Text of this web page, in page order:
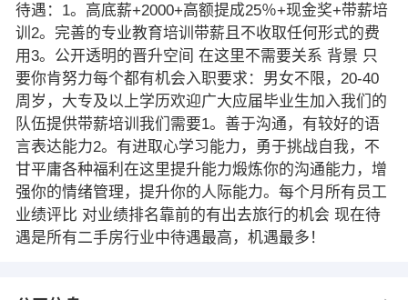
待遇：1。高底薪+2000+高额提成25％+现金奖+带薪培
训2。完善的专业教育培训带薪且不收取任何形式的费
用3。公开透明的晋升空间 在这里不需要关系 背景 只
要你肯努力每个都有机会入职要求：男女不限，20-40
周岁，大专及以上学历欢迎广大应届毕业生加入我们的
队伍提供带薪培训我们需要1。善于沟通，有较好的语
言表达能力2。有进取心学习能力，勇于挑战自我，不
甘平庸各种福利在这里提升能力煅炼你的沟通能力，增
强你的情绪管理，提升你的人际能力。每个月所有员工
业绩评比 对业绩排名靠前的有出去旅行的机会 现在待
遇是所有二手房行业中待遇最高，机遇最多！